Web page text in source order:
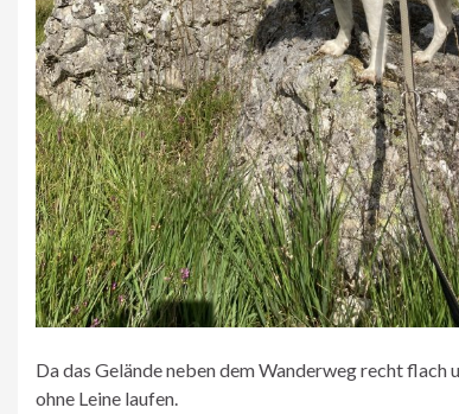
Da das Gelände neben dem Wanderweg recht
ohne Leine laufen.